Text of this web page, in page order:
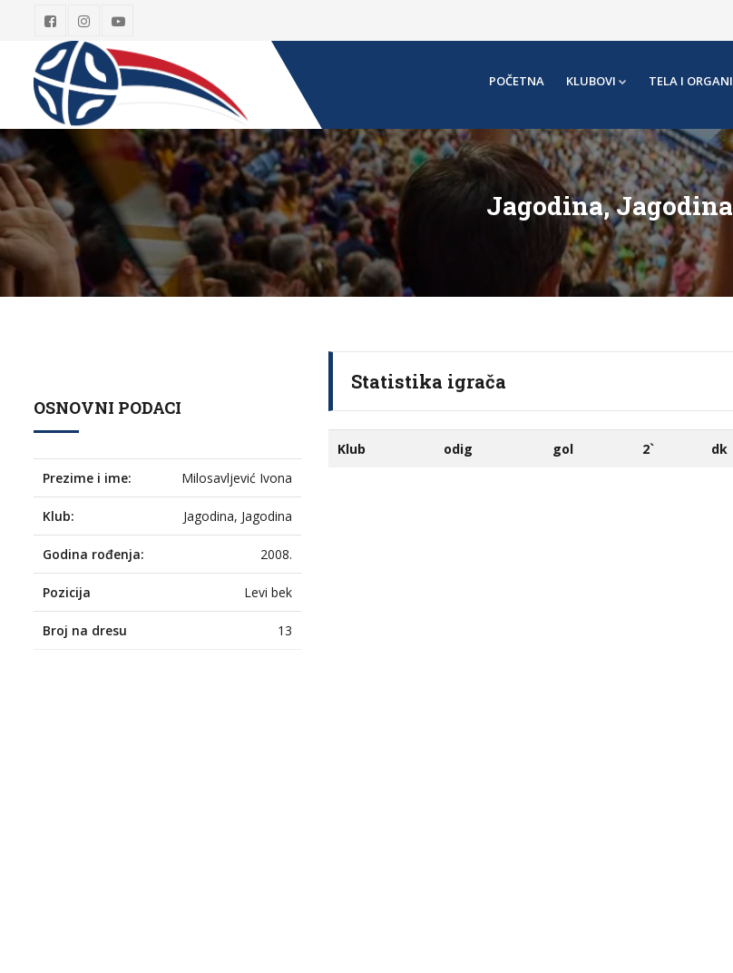
POČETNA KLUBOVI TELA I ORGANI
Jagodina, Jagodina
OSNOVNI PODACI
Prezime i ime: Milosavljević Ivona
Klub: Jagodina, Jagodina
Godina rođenja: 2008.
Pozicija Levi bek
Broj na dresu 13
Statistika igrača
Klub odig gol 2` dk